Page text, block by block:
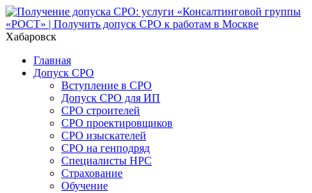
Хабаровск
Главная
Допуск СРО
Вступление в СРО
Допуск СРО для ИП
СРО строителей
СРО проектировщиков
СРО изыскателей
СРО на генподряд
Специалисты НРС
Страхование
Обучение